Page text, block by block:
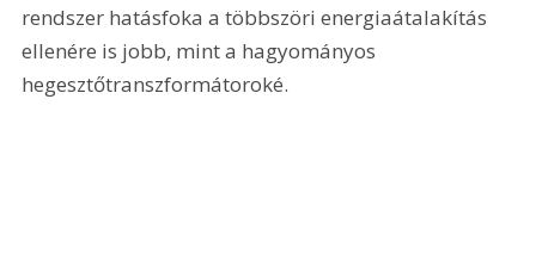
rendszer hatásfoka a többszöri energiaátalakítás
ellenére is jobb, mint a hagyományos
hegesztőtranszformátoroké.